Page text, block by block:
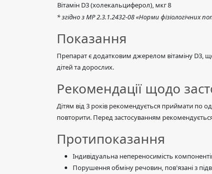
Вітамін D3 (холекальциферол), мкг8
* згідно з МР 2.3.1.2432-08 «Норми фізіологічних
Показання
Препарат є додатковим джерелом вітаміну D3,
дітей та дорослих.
Рекомендації щодо
Дітям від 3 років рекомендується приймати по
повторити. Перед застосуванням
Протипоказання
Індивідуальна непереносимість
Порушення обміну речовин, пов'язані з